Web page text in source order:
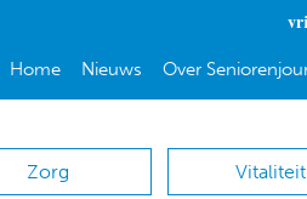
Home Nieuws Over
Zorg Vitaliteit